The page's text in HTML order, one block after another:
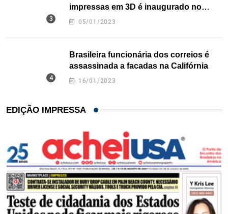
impressas em 3D é inaugurado no
Texas
05/01/2023
Brasileira funcionária dos correios é
assassinada a facadas na Califórnia
16/01/2023
EDIÇÃO IMPRESSA